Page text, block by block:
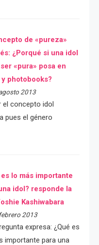
de «pureza»
¿Porqué si una idol
«pura» posa en
photobooks?
2013
el concepto idol
pues el género
es lo más importante
idol? responde la
Kashiwabara
2013
expresa: ¿Qué es
importante para una